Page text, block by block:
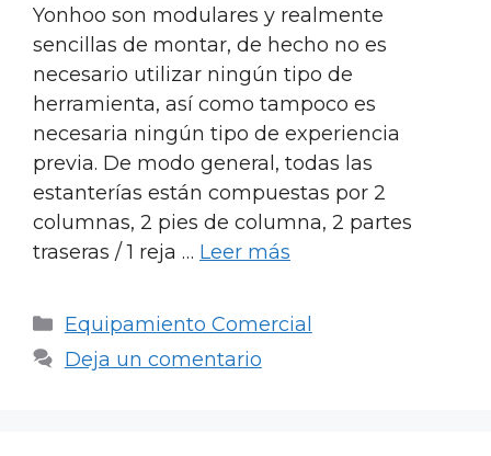
Yonhoo son modulares y realmente
sencillas de montar, de hecho no es
necesario utilizar ningún tipo de
herramienta, así como tampoco es
necesaria ningún tipo de experiencia
previa. De modo general, todas las
estanterías están compuestas por 2
columnas, 2 pies de columna, 2 partes
traseras / 1 reja … Leer más
Categorías
Equipamiento Comercial
Deja un comentario